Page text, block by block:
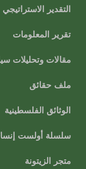
التقدير الاستراتيجي
تقرير المعلومات
مقالات وتحليلات
ملف حقائق
الوثائق الفلسطينية
سلسلة أولست
متجر الزيتونة